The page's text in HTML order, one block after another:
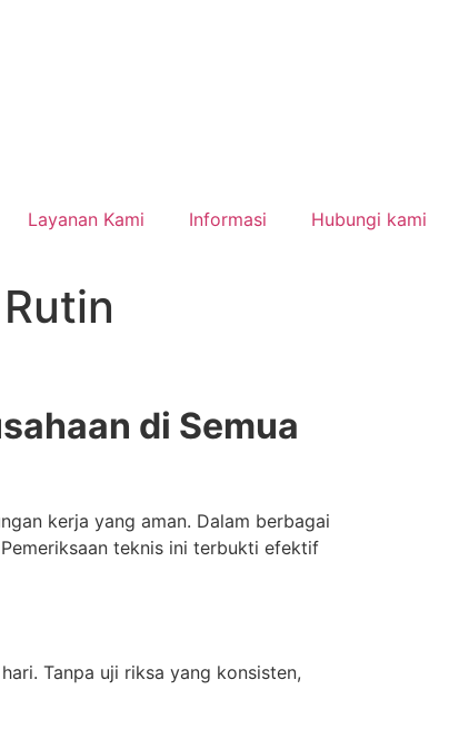
Layanan Kami Informasi Hubungi kami
di Semua
kerja yang aman. Dalam berbagai
teknis ini terbukti efektif
Tanpa uji riksa yang konsisten,